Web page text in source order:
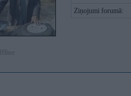
Ziņojumi forumā: